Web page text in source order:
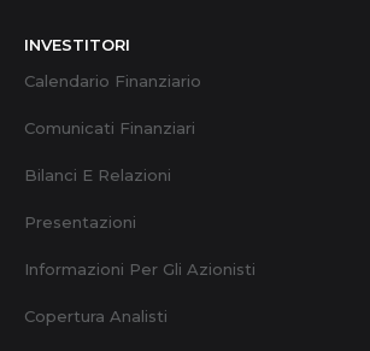
INVESTITORI
Calendario Finanziario
Comunicati Finanziari
Bilanci E Relazioni
Presentazioni
Informazioni Per Gli Azionisti
Copertura Analisti